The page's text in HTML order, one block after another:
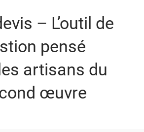
– L’outil de
pensé
artisans du
œuvre